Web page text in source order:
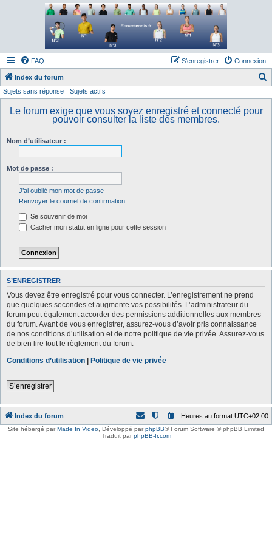
Forum tennis
Le forum des passionnés de tennis
FAQ Connexion
S’enregistrer
Index du forum
Sujets sans réponse Sujets actifs
Le forum exige que vous soyez enregistré et connecté pour
pouvoir consulter la liste des membres.
Nom d’utilisateur :
Mot de passe :
J’ai oublié mon mot de passe
Renvoyer le courriel de confirmation
Se souvenir de moi
Cacher mon statut en ligne pour cette session
S’ENREGISTRER
Vous devez être enregistré pour vous connecter. L’enregistrement ne prend
que quelques secondes et augmente vos possibilités. L’administrateur du
forum peut également accorder des permissions additionnelles aux membres
du forum. Avant de vous enregistrer, assurez-vous d’avoir pris connaissance
de nos conditions d’utilisation et de notre politique de vie privée. Assurez-vous
de bien lire tout le règlement du forum.
Conditions d’utilisation | Politique de vie privée
S’enregistrer
Index du forum Heures au format UTC+02:00
Site hébergé parMade In Video Développé parphpBB® Forum Software © phpBB Limited
Traduit parphpBB-fr.com